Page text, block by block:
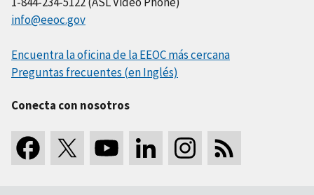
info@eeoc.gov
Encuentra la oficina de la EEOC más cercana
Preguntas frecuentes (en Inglés)
Conecta con nosotros